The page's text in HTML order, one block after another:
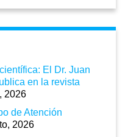
El Dr. Juan
en la revista
2026
de Atención
2026